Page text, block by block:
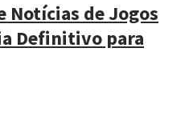
Notícias de Jogos
Definitivo para